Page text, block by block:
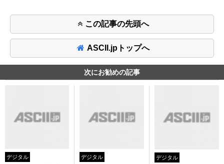
この記事の先頭へ
ASCII.jpトップへ
次にお勧めの記事
デジタル デジタル デジタル